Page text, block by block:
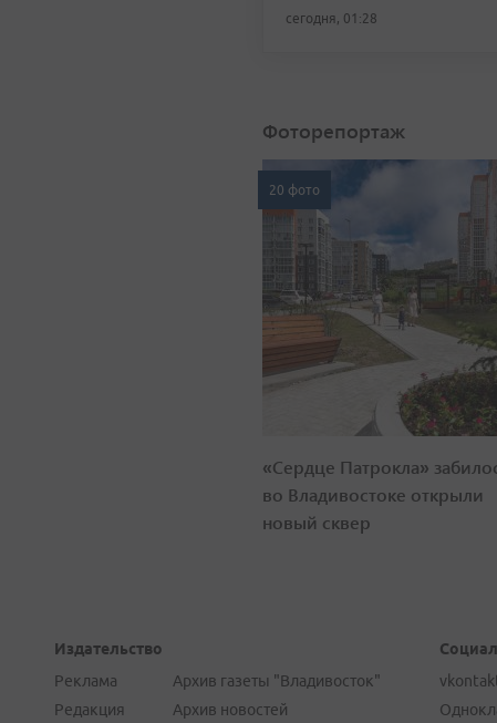
сегодня, 01:28
Фоторепортаж
20 фото
«Сердце Патрокла»
во Владивостоке открыли
новый сквер
Издательство
Реклама
Редакция
Архив газеты "Владивосток"
Архив новостей